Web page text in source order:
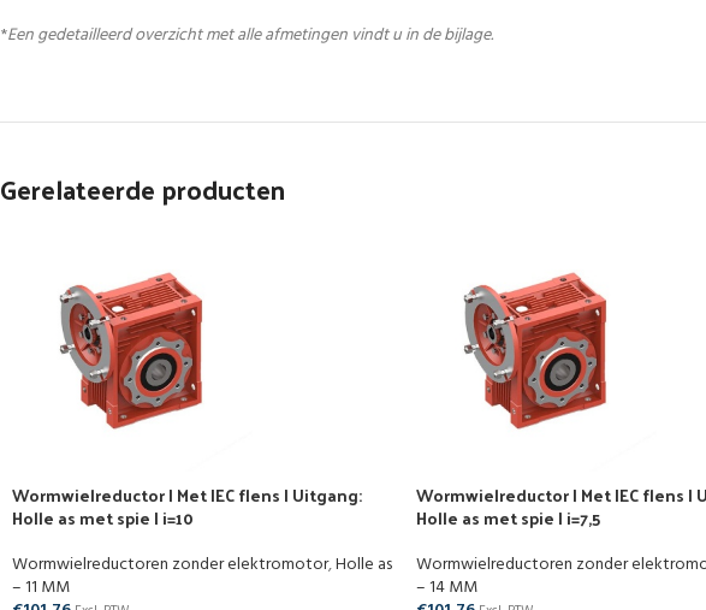
*Een gedetailleerd overzicht met alle afmetingen vindt u in de bijlage.
Gerelateerde producten
Wormwielreductor | Met IEC flens | Uitgang:
Holle as met spie | i=10
Wormwielreductoren zonder elektromotor,Holle as
– 11 MM
Wormwielreductor | Met IEC flens |
Holle as met spie | i=7,5
Wormwielreductoren zonder
– 14 MM